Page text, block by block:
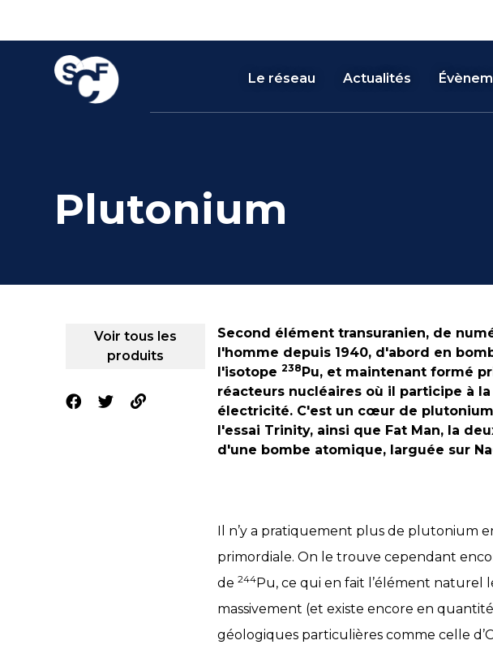
Le réseau Actualités
Plutonium
Voir tous les
produits
Second élément transuranien, de
l'homme depuis 1940, d'abord en
l'isotope 238Pu, et maintenant formé
réacteurs nucléaires où il participe à
électricité. C'est un cœur de
l'essai Trinity, ainsi que Fat Man, la
d'une bombe atomique, larguée sur
Il n’y a pratiquement plus de plutonium
primordiale. On le trouve cependant
de 244Pu, ce qui en fait l’élément naturel
massivement (et existe encore en
géologiques particulières comme celle